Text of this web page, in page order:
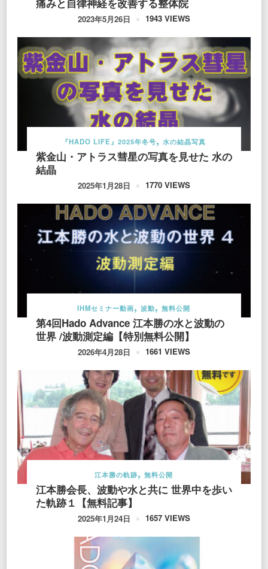
痛みと自律神経を改善する整体院
2023年5月26日 1943 VIEWS
『HADO LIFE』2025年冬号 水の結晶写真
紫金山・アトラス彗星の写真を見せた 水の
結晶
2025年1月28日 1770 VIEWS
IHMセミナー動画 波動 無料公開
第4回Hado Advance 江本勝の水と波動の
世界 /波動測定編【特別無料公開】
2026年4月28日 1661 VIEWS
江本勝の軌跡 無料公開
江本勝会長、波動や水と共に 世界中を歩い
た軌跡１【無料記事】
2025年1月24日 1657 VIEWS